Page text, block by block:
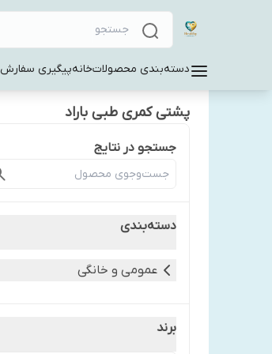
دسته‌بندی محصولاتخانهپیگیری سفارش
پشتی کمری طبی باراد
جستجو در نتایج
دسته‌بندی
عمومی و خانگی
برند